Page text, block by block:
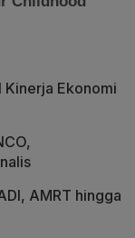
Kinerja Ekonomi
AMRT hingga